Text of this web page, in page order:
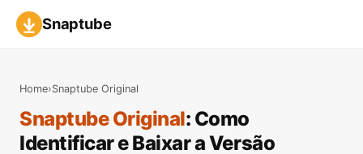
Snaptube
Home›Snaptube Original
Snaptube Original: Como
Identificar e Baixar a Versão